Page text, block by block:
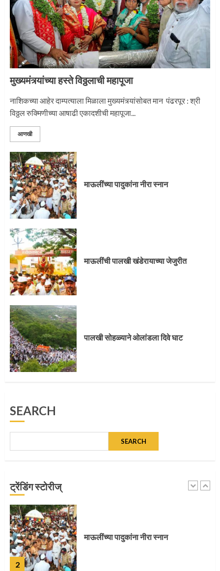
1
2
नगरच्या काळे दाम्पत्याला महापूजेचा मान
3
मुख्यमंत्र्यांच्या हस्ते विठ्ठलाची महापूजा
नाशिकच्या आहेर दाम्पत्याला मिळाला मुख्यमंत्र्यांसोबत मान पंढरपूर : श्री
विठ्ठल रुक्मिणीच्या आषाढी एकादशीची महापूजा...
आणखी
माऊलींच्या पादुकांना नीरा स्नान
माऊलींची पालखी खंडेरायाच्या जेजुरीत
पालखी सोहळ्याने ओलांडला दिवे घाट
SEARCH
SEARCH
ट्रेंडिंग स्टोरीज्
3
4
1
मुख्यमंत्र्यांच्या हस्ते विठ्ठलाची महापूजा
2